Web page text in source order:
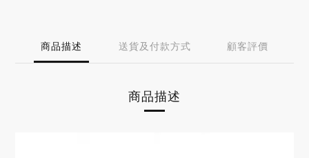
商品描述 送貨及付款方式 顧客評價
商品描述